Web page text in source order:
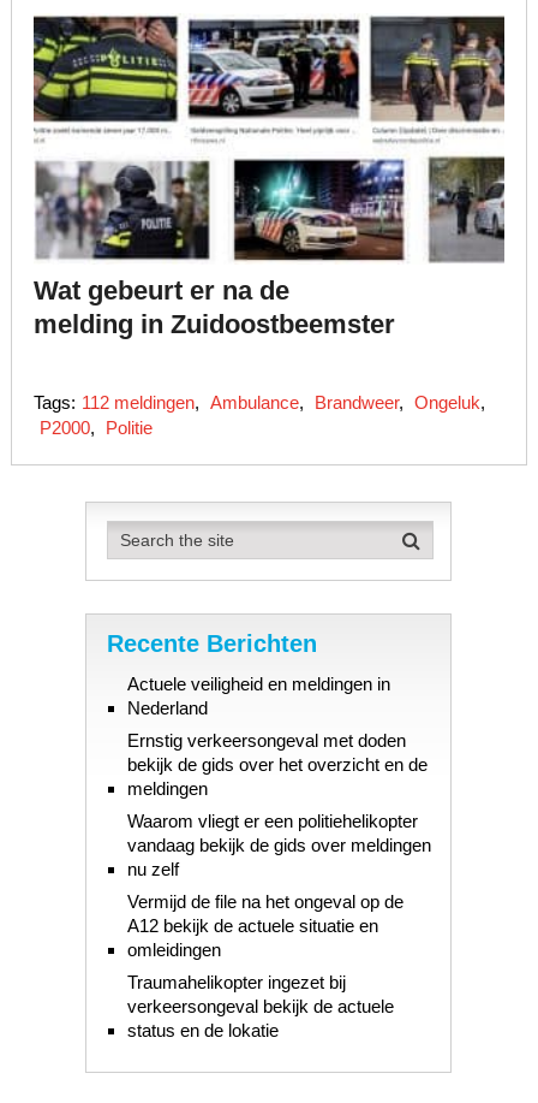
Wat gebeurt er na de
melding in Zuidoostbeemster
Tags: 112 meldingen, Ambulance, Brandweer, Ongeluk,
P2000, Politie
Recente Berichten
Actuele veiligheid en meldingen in
Nederland
Ernstig verkeersongeval met doden
bekijk de gids over het overzicht en de
meldingen
Waarom vliegt er een politiehelikopter
vandaag bekijk de gids over meldingen
nu zelf
Vermijd de file na het ongeval op de
A12 bekijk de actuele situatie en
omleidingen
Traumahelikopter ingezet bij
verkeersongeval bekijk de actuele
status en de lokatie